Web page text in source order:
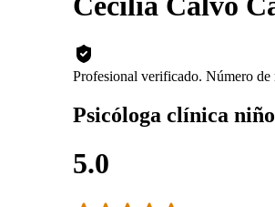
Profesional verificado. Número de
Psicóloga clínica
5.0